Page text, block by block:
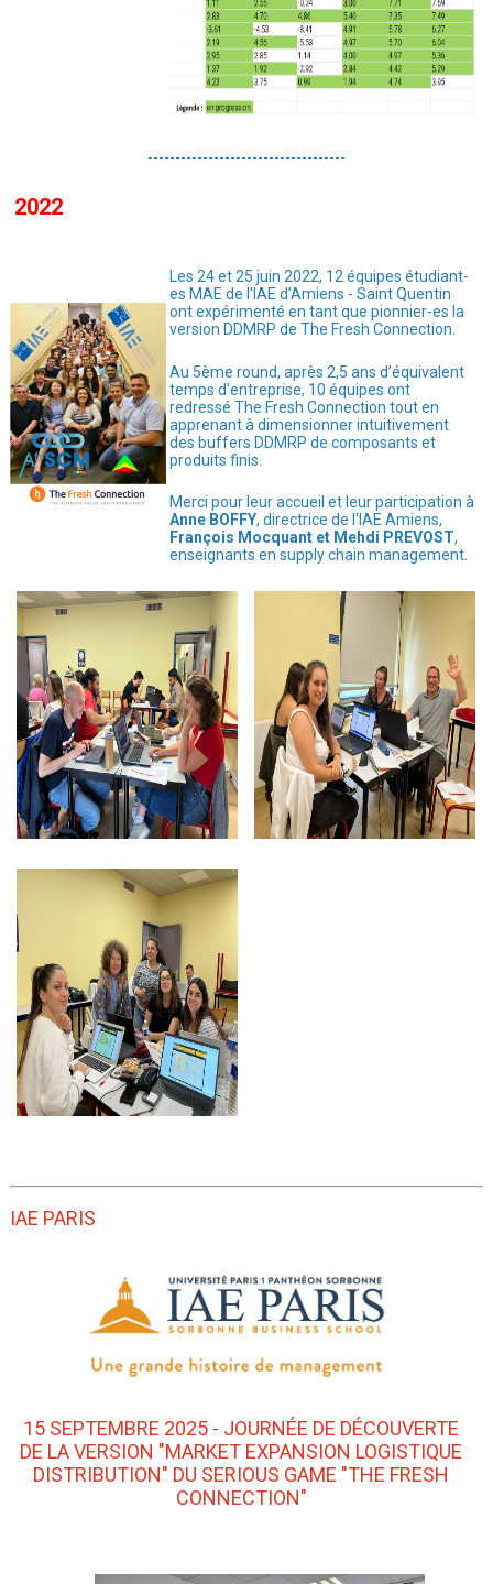
------------------------------------
2022
Les 24 et 25 juin 2022, 12 équipes étudiant-
es MAE de l’IAE d’Amiens - Saint Quentin
ont expérimenté en tant que pionnier-es la
version DDMRP de The Fresh Connection.
Au 5ème round, après 2,5 ans d’équivalent
temps d’entreprise, 10 équipes ont
redressé The Fresh Connection tout en
apprenant à dimensionner intuitivement
des buffers DDMRP de composants et
produits finis.
Merci pour leur accueil et leur participation à
Anne BOFFY, directrice de l'IAE Amiens,
François Mocquant et Mehdi PREVOST,
enseignants en supply chain management.
IAE PARIS
15 SEPTEMBRE 2025 - JOURNÉE DE DÉCOUVERTE
DE LA VERSION "MARKET EXPANSION LOGISTIQUE
DISTRIBUTION" DU SERIOUS GAME "THE FRESH
CONNECTION"